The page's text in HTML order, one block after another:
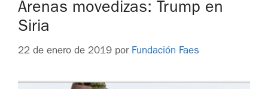
Arenas movedizas: Trump en
Siria
22 de enero de 2019 por Fundación Faes